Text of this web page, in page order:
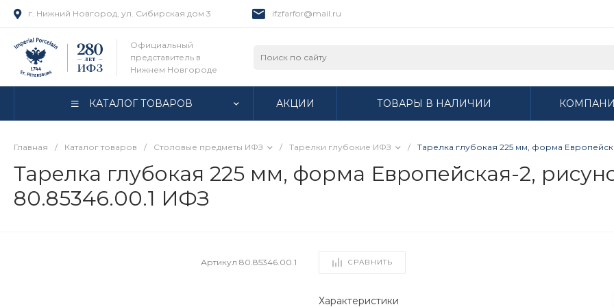
г. Нижний Новгород, ул. Сибирская дом 3 ifzfarfor@mail.ru
Официальный
представитель в
Нижнем Новгороде
КАТАЛОГ ТОВАРОВ АКЦИИ ТОВАРЫ В НАЛИЧИИ
Главная / Каталог товаров / Столовые предметы ИФЗ / Тарелки глубокие ИФЗ / Тарелка глубокая 225 мм, форма
Тарелка глубокая 225 мм, форма Европейская-2,
80.85346.00.1 ИФЗ
Артикул80.85346.00.1 СРАВНИТЬ
Характеристики